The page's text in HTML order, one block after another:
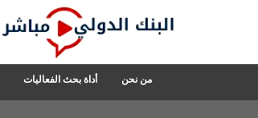
Navigation
البنك
الدولي
مباشر
من نحن أداة بحث الفعاليات